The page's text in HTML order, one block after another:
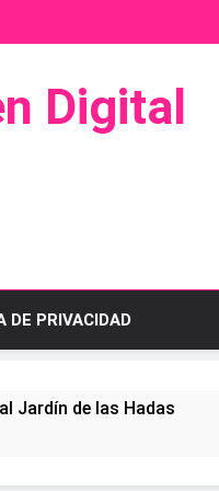
Digital
DE PRIVACIDAD
Jardín de las Hadas